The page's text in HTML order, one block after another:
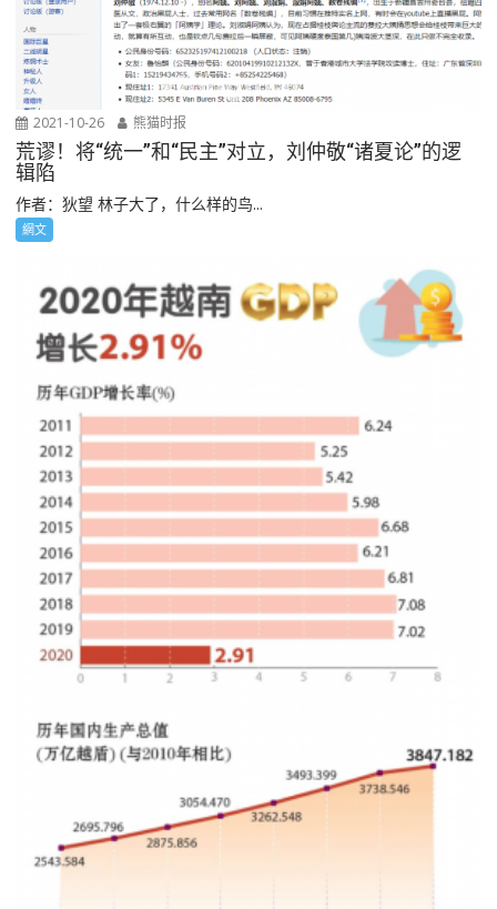
2021-10-26 熊猫时报
荒谬！将“统一”和“民主”对立，刘仲敬“诸夏论”的逻
辑陷
作者：狄望 林子大了，什么样的鸟...
網文